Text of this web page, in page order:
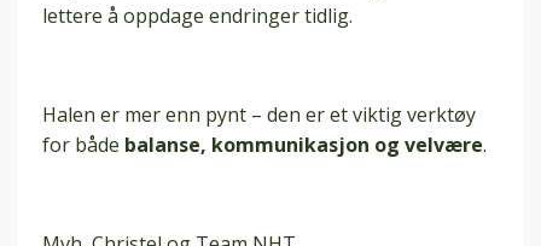
lettere å oppdage endringer tidlig.
Halen er mer enn pynt – den er et viktig verktøy
for både balanse, kommunikasjon og velvære.